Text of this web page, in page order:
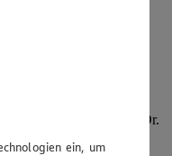
§ 27a UStG: DE
Handelsstiftung
Sprecher), Dr.
ein, um